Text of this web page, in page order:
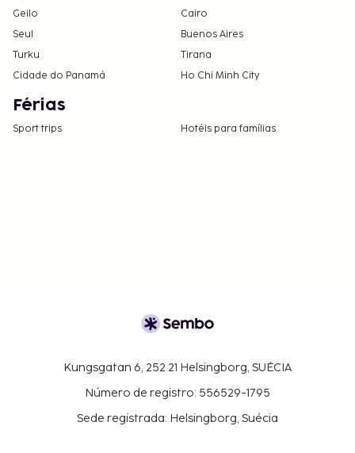
Geilo
Cairo
Seul
Buenos Aires
Turku
Tirana
Cidade do Panamá
Ho Chi Minh City
Férias
Sport trips Hotéis para famílias
Kungsgatan 6, 252 21 Helsingborg, SUÉCIA
Número de registro: 556529-1795
Sede registrada: Helsingborg, Suécia